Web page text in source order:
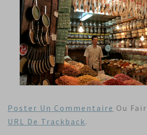
Poster Un Commentaire Ou
URL De Trackback.